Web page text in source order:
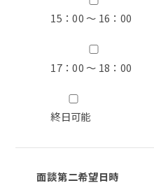
15：00 ～ 16：00
17：00 ～ 18：00
終日可能
面談第二希望日時